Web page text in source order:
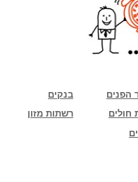
בנקים הפנים
רשתות מזון
חולים